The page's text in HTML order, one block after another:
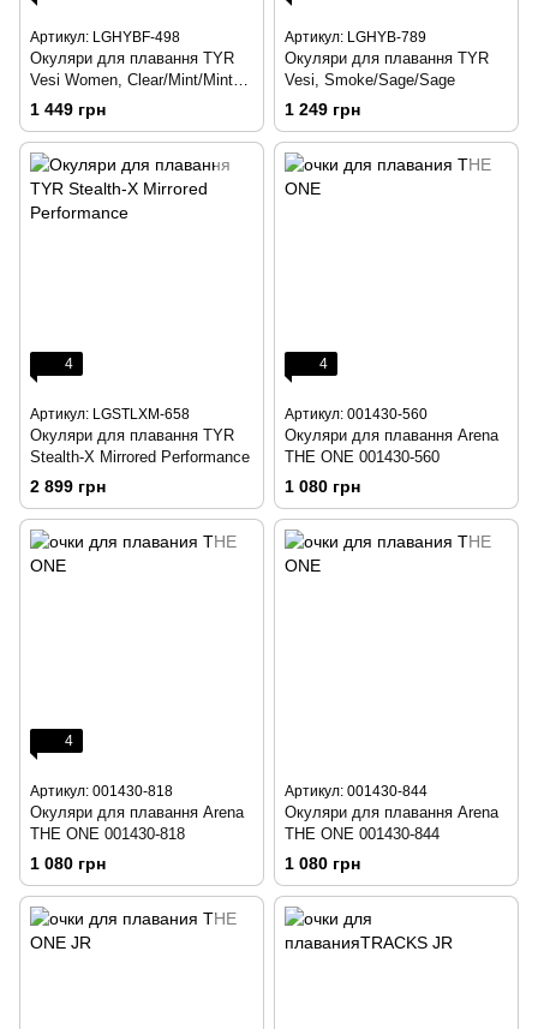
Артикул: LGHYBF-498
Окуляри для плавання TYR
Vesi Women, Clear/Mint/Mint
(498)
1 449 грн
Артикул: LGHYB-789
Окуляри для плавання TYR
Vesi, Smoke/Sage/Sage
1 249 грн
4
Артикул: LGSTLXM-658
Окуляри для плавання TYR
Stealth-X Mirrored Performance
2 899 грн
4
Артикул: 001430-560
Окуляри для плавання Arena
THE ONE 001430-560
1 080 грн
4
Артикул: 001430-818
Окуляри для плавання Arena
THE ONE 001430-818
1 080 грн
Артикул: 001430-844
Окуляри для плавання Arena
THE ONE 001430-844
1 080 грн